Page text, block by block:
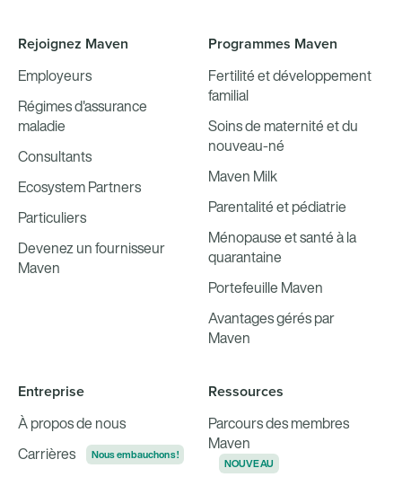
Rejoignez Maven
Employeurs
Régimes d'assurance
maladie
Consultants
Ecosystem Partners
Particuliers
Devenez un fournisseur
Maven
Programmes Maven
Fertilité et développement
familial
Soins de maternité et du
nouveau-né
Maven Milk
Parentalité et pédiatrie
Ménopause et santé à la
quarantaine
Portefeuille Maven
Avantages gérés par
Maven
Entreprise
À propos de nous
Carrières
Nous embauchons !
Ressources
Parcours des membres
Maven
NOUVEAU